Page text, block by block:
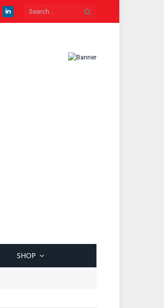
LinkedIn
SHOP